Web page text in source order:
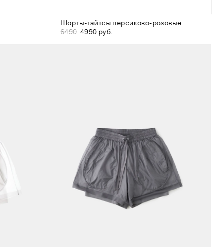
Шорты-тайтсы персиково-розовые
6490 4990 руб.